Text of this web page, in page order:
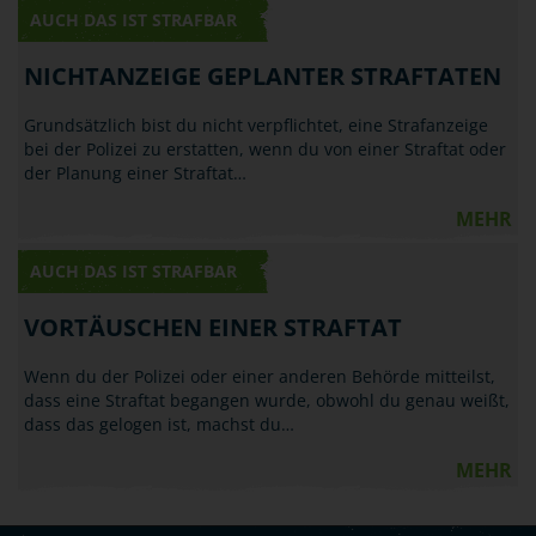
AUCH DAS IST STRAFBAR
NICHTANZEIGE GEPLANTER STRAFTATEN
Grundsätzlich bist du nicht verpflichtet, eine Strafanzeige
bei der Polizei zu erstatten, wenn du von einer Straftat oder
der Planung einer Straftat…
MEHR
AUCH DAS IST STRAFBAR
VORTÄUSCHEN EINER STRAFTAT
Wenn du der Polizei oder einer anderen Behörde mitteilst,
dass eine Straftat begangen wurde, obwohl du genau weißt,
dass das gelogen ist, machst du…
MEHR